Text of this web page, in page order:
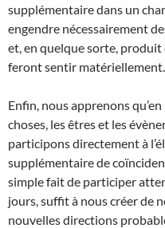
supplémentaire dans un
engendre nécessairement
et, en quelque sorte, produit
feront sentir matériellement.
Enfin, nous apprenons
choses, les êtres et les
participons directement à
supplémentaire de
simple fait de participer
jours, suffit à nous créer de
nouvelles directions